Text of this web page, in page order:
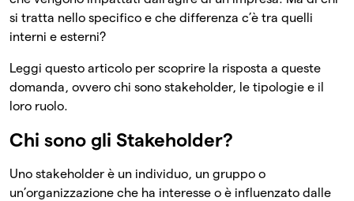
si tratta nello specifico e che differenza c’è tra quelli
interni e esterni?
Leggi questo articolo per scoprire la risposta a queste
domanda, ovvero chi sono stakeholder, le tipologie e il
loro ruolo.
Chi sono gli Stakeholder?
Uno stakeholder è un individuo, un gruppo o
un’organizzazione che ha interesse o è influenzato dalle